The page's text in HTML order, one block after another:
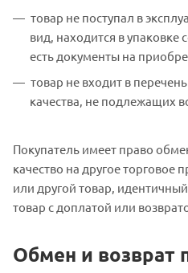
товар не поступал в
вид, находится в
есть документы на
товар не входит в
качества, не подлежащих
Покупатель имеет право
качество на другое торговое
или другой товар,
товар с доплатой или
Обмен и возврат